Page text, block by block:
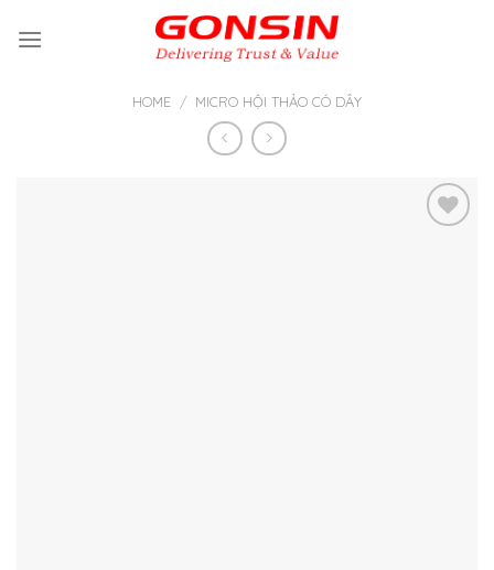
HOME / MICRO HỘI THẢO CÓ DÂY